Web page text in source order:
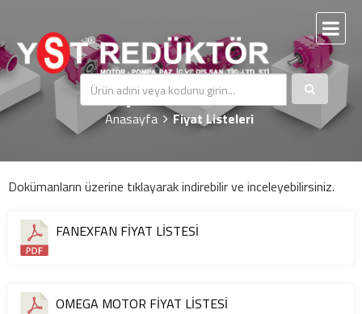
Fiyat Listeleri
Anasayfa Fiyat Listeleri
Dokümanların üzerine tıklayarak indirebilir ve inceleyebilirsiniz.
FANEXFAN FİYAT LİSTESİ
OMEGA MOTOR FİYAT LİSTESİ